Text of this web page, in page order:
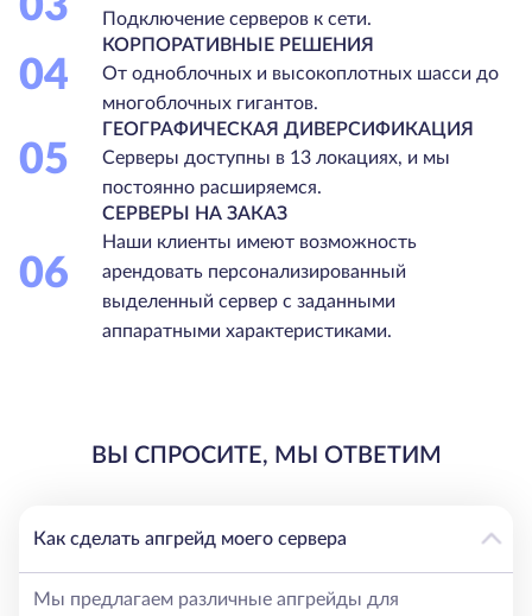
Подключение серверов к сети.
04
КОРПОРАТИВНЫЕ РЕШЕНИЯ
От одноблочных и высокоплотных шасси до
многоблочных гигантов.
05
ГЕОГРАФИЧЕСКАЯ ДИВЕРСИФИКАЦИЯ
Серверы доступны в 13 локациях, и мы
постоянно расширяемся.
06
СЕРВЕРЫ НА ЗАКАЗ
Наши клиенты имеют возможность
арендовать персонализированный
выделенный сервер с заданными
аппаратными характеристиками.
ВЫ СПРОСИТЕ, МЫ ОТВЕТИМ
Как сделать апгрейд моего сервера
Мы предлагаем различные апгрейды для